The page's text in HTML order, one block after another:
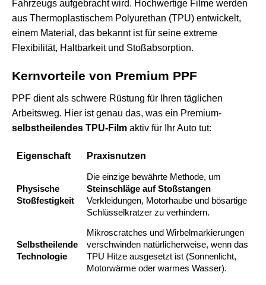
Fahrzeugs aufgebracht wird. Hochwertige Filme werden
aus Thermoplastischem Polyurethan (TPU) entwickelt,
einem Material, das bekannt ist für seine extreme
Flexibilität, Haltbarkeit und Stoßabsorption.
Kernvorteile von Premium PPF
PPF dient als schwere Rüstung für Ihren täglichen
Arbeitsweg. Hier ist genau das, was ein Premium-
selbstheilendes TPU-Film aktiv für Ihr Auto tut:
Eigenschaft Praxisnutzen
Physische
Stoßfestigkeit
Die einzige bewährte Methode, um
Steinschläge auf Stoßstangen
Verkleidungen, Motorhaube und bösartige
Schlüsselkratzer zu verhindern.
Selbstheilende
Technologie
Mikroscratches und Wirbelmarkierungen
verschwinden natürlicherweise, wenn das
TPU Hitze ausgesetzt ist (Sonnenlicht,
Motorwärme oder warmes Wasser).